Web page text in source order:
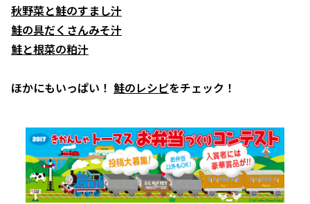
秋野菜と鮭のすまし汁
鮭の具だくさんみそ汁
鮭と根菜の粕汁
ほかにもいっぱい！ 鮭のレシピをチェック！